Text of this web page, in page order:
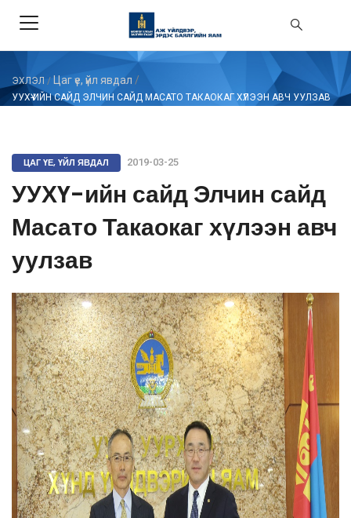
ЭХЛЭЛ / Цаг үе, үйл явдал /
УУХҮ-ИЙН САЙД ЭЛЧИН САЙД МАСАТО ТАКАОКАГ ХҮЛЭЭН АВЧ УУЛЗАВ
ЦАГ ҮЕ, ҮЙЛ ЯВДАЛ 2019-03-25
УУХҮ-ийн сайд Элчин сайд
Масато Такаокаг хүлээн авч
уулзав